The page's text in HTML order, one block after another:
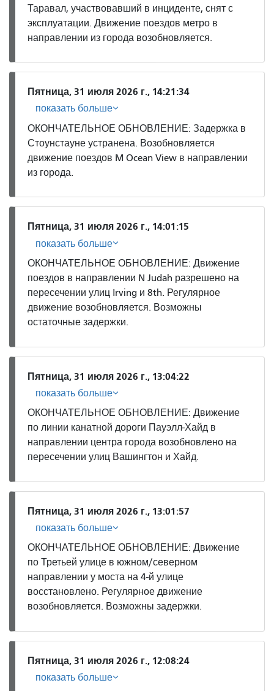
Таравал, участвовавший в инциденте, снят с
эксплуатации. Движение поездов метро в
направлении из города возобновляется.
Пятница, 31 июля 2026 г., 14:21:34
показать больше
ОКОНЧАТЕЛЬНОЕ ОБНОВЛЕНИЕ: Задержка в
Стоунстауне устранена. Возобновляется
движение поездов M Ocean View в направлении
из города.
Пятница, 31 июля 2026 г., 14:01:15
показать больше
ОКОНЧАТЕЛЬНОЕ ОБНОВЛЕНИЕ: Движение
поездов в направлении N Judah разрешено на
пересечении улиц Irving и 8th. Регулярное
движение возобновляется. Возможны
остаточные задержки.
Пятница, 31 июля 2026 г., 13:04:22
показать больше
ОКОНЧАТЕЛЬНОЕ ОБНОВЛЕНИЕ: Движение
по линии канатной дороги Пауэлл-Хайд в
направлении центра города возобновлено на
пересечении улиц Вашингтон и Хайд.
Пятница, 31 июля 2026 г., 13:01:57
показать больше
ОКОНЧАТЕЛЬНОЕ ОБНОВЛЕНИЕ: Движение
по Третьей улице в южном/северном
направлении у моста на 4-й улице
восстановлено. Регулярное движение
возобновляется. Возможны задержки.
Пятница, 31 июля 2026 г., 12:08:24
показать больше